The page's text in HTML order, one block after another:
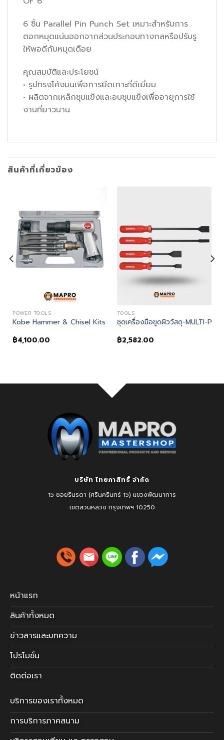
6 ชิ้น Parallel Pin Punch Set เหมาะสำหรับการ
ตอกหมุดแน่นออกจากส่วนประกอบทางกลหรือปรับรู
ให้พอดีกับหมุดเดือย
คุณสมบัติและประโยชน์
• รูปทรงโค้งมนเพื่อการยึดเกาะที่ดีเยี่ยม
• ผลิตจากเหล็กชุบแข็งและอบชุบแข็งเพื่ออายุการใช้
งานที่ยาวนาน
สินค้าที่เกี่ยวข้อง
POWER TOOLS
Kobe Hammer & Chisel Kits HP2090K
฿4,100.00
TOOLS
ชุดเครื่องมือขูดผิววัสดุ-MULTI-
฿2,582.00
ครื่องเจียรมุม
บริษัท ไทยภาสิทธิ์ จำกัด
15 ซอยรินรดา (ศรีนครินทร์ 15) แขวงพัฒนาการ
เขตสวนหลวง กรุงเทพฯ 10250
หน้าแรก
สินค้าทั้งหมด
ข่าวสารและบทความ
โปรโมชั่น
ติดต่อเรา
บริการของเราทั้งหมด
การบริการภาคสนาม